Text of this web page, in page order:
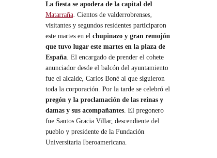
La fiesta se apodera de la capital del
Matarraña. Cientos de valderrobrenses,
visitantes y segundos residentes participaron
este martes en el chupinazo y gran remojón
que tuvo lugar este martes en la plaza de
España. El encargado de prender el cohete
anunciador desde el balcón del ayuntamiento
fue el alcalde, Carlos Boné al que siguieron
toda la corporación. Por la tarde se celebró el
pregón y la proclamación de las reinas y
damas y sus acompañantes. El pregonero
fue Santos Gracia Villar, descendiente del
pueblo y presidente de la Fundación
Universitaria Iberoamericana.